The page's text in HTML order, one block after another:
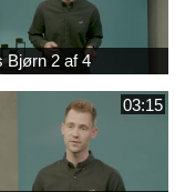
Bjørn 2 af 4
03:15